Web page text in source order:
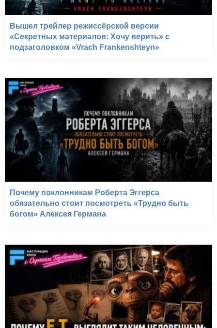
Вышел трейлер режиссёрской версии
«Секретных материалов: Хочу верить» с
подзаголовком «Vrach Frankenshteyn»
Почему поклонникам Роберта Эггерса
обязательно стоит посмотреть «Трудно быть
богом» Алексея Германа